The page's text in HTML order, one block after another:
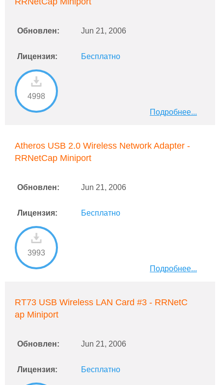
Обновлен: Jun 21, 2006
Лицензия: Бесплатно
4998
Подробнее...
Atheros USB 2.0 Wireless Network Adapter -
RRNetCap Miniport
Обновлен: Jun 21, 2006
Лицензия: Бесплатно
3993
Подробнее...
RT73 USB Wireless LAN Card #3 - RRNetC
ap Miniport
Обновлен: Jun 21, 2006
Лицензия: Бесплатно